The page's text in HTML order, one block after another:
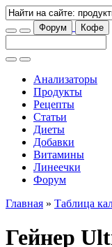
Форум Кофе
Анализаторы
Продукты
Рецепты
Статьи
Диеты
Добавки
Витамины
Линеечки
Форум
Главная » Таблица
Гейнер